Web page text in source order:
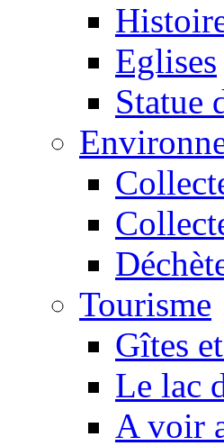
Eglises
Statue
Tourisme
Gîtes
Le lac
A voir